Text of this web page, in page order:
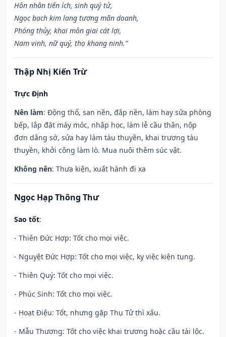
Hôn nhân tiến ích, sinh quý tử,
Ngọc bạch kim lang tương mãn doanh,
Phóng thủy, khai môn giai cát lợi,
Nam vinh, nữ quý, thọ khang ninh.”
Thập Nhị Kiến Trừ
Trực Định
Nên làm: Động thổ, san nền, đắp nền, làm hay sửa phòng
bếp, lắp đặt máy móc, nhập học, làm lễ cầu thân, nộp
đơn dâng sớ, sửa hay làm tàu thuyền, khai trương tàu
thuyền, khởi công làm lò. Mua nuôi thêm súc vật.
Không nên: Thưa kiện, xuất hành đi xa
Ngọc Hạp Thông Thư
Sao tốt:
- Thiên Đức Hợp: Tốt cho mọi việc.
- Nguyệt Đức Hợp: Tốt cho mọi việc, kỵ việc kiện tụng.
- Thiên Quý: Tốt cho mọi việc.
- Phúc Sinh: Tốt cho mọi việc.
- Hoạt Điệu: Tốt, nhưng gặp Thụ Tử thì xấu.
- Mẫu Thương: Tốt cho việc khai trương hoặc cầu tài lộc.